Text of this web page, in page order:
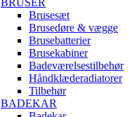
BRUSER
Brusesæt
Brusedøre & vægge
Brusebatterier
Brusekabiner
Badeværelsestilbehør
Håndklæderadiatorer
Tilbehør
BADEKAR